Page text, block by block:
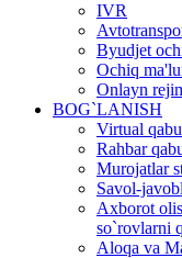
IVR
Byudjet
Ochiq
Onlayn
BOG`LANISH
Virtual
Rahbar
Murojatlar
Savol-
Axborot
so`rovlarni
Aloqa va